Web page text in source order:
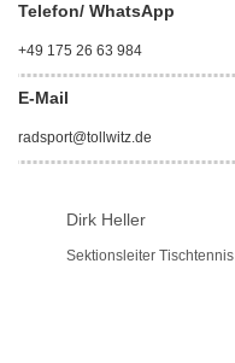
Telefon/ WhatsApp
+49 175 26 63 984
E-Mail
radsport@tollwitz.de
Dirk Heller
Sektionsleiter Tischtennis